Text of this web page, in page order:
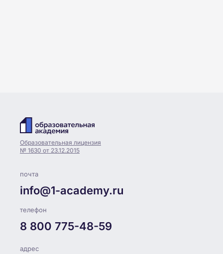
Образовательная лицензия
№ 1630 от 23.12.2015
почта
info@1-academy.ru
телефон
8 800 775-48-59
адрес